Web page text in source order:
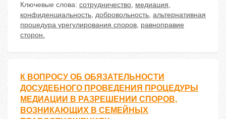
Ключевые слова: сотрудничество, медиация,
конфиденциальность, добровольность, альтернативная
процедура урегулирования споров, равноправие
сторон.
К ВОПРОСУ ОБ ОБЯЗАТЕЛЬНОСТИ
ДОСУДЕБНОГО ПРОВЕДЕНИЯ ПРОЦЕДУРЫ
МЕДИАЦИИ В РАЗРЕШЕНИИ СПОРОВ,
ВОЗНИКАЮЩИХ В СЕМЕЙНЫХ